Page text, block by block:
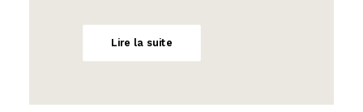
Lire la suite